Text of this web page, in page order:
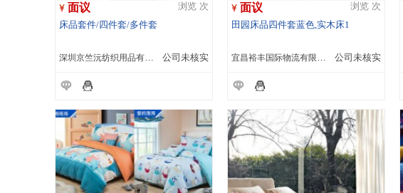
面议 浏览 次
床品套件/四件套/多件套
深圳京竺沅纺织用品有限公司 公司未核实
面议 浏览 次
田园床品四件套蓝色,实木床1
宜昌裕丰国际物流有限公司珠海市分公司 公司未核实